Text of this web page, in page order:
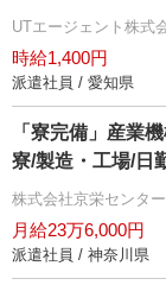
UTエージェント株式
時給1,400円
派遣社員 / 愛知県
「寮完備」産業
寮/製造・工場/日
株式会社京栄センター
月給23万6,000円
派遣社員 / 神奈川県